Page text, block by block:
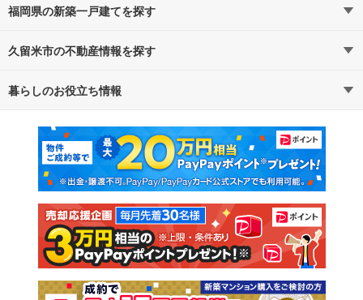
福岡県の新築一戸建てを探す
路線・駅から探す
通勤・通学時間から探す
久留米市の不動産情報を探す
不動産・住宅
新築マンション 中古マンション
新築一戸建て 中古一戸建て
注文住宅 土地
売却査定
暮らしのお役立ち情報
マンションカタログ 教えて！住まいの先生